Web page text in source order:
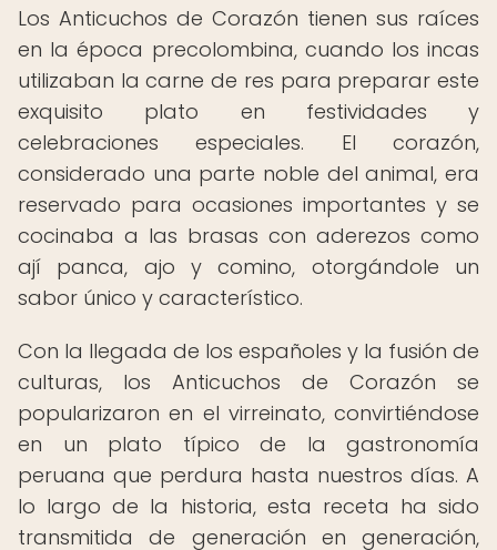
Los Anticuchos de Corazón tienen sus raíces
en la época precolombina, cuando los incas
utilizaban la carne de res para preparar este
exquisito plato en festividades y
celebraciones especiales. El corazón,
considerado una parte noble del animal, era
reservado para ocasiones importantes y se
cocinaba a las brasas con aderezos como
ají panca, ajo y comino, otorgándole un
sabor único y característico.
Con la llegada de los españoles y la fusión de
culturas, los Anticuchos de Corazón se
popularizaron en el virreinato, convirtiéndose
en un plato típico de la gastronomía
peruana que perdura hasta nuestros días. A
lo largo de la historia, esta receta ha sido
transmitida de generación en generación,